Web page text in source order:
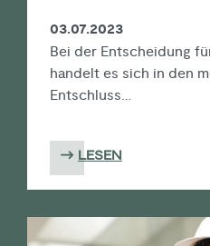
03.07.2023
Bei der Entscheidung
handelt es sich in den
Entschluss…
LESEN